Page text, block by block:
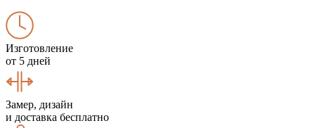
Изготовление
от 5 дней
Замер, дизайн
и доставка бесплатно